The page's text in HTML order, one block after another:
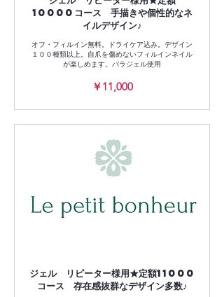
10000コース 手描きや個性的なネ
イルデザイン♪
オフ・フィルイン無料。ドライケア込み。デザイン
１００種類以上。自爪を傷めないフィルインネイル
が楽しめます。パラジェル使用
￥11,000
ジェル リピーター様用★定額11000
コース 存在感抜群なデザイン多数♪